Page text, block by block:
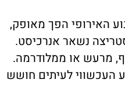
האירופי הפך מאופק,
נשאר אנרכיסט.
מרעש או ממלודרמה.
העכשווי לעיתים חושש